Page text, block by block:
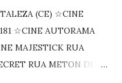
(CE) ☆CINE
☆CINE AUTORAMA
MAJESTICK RUA
RUA METON DE